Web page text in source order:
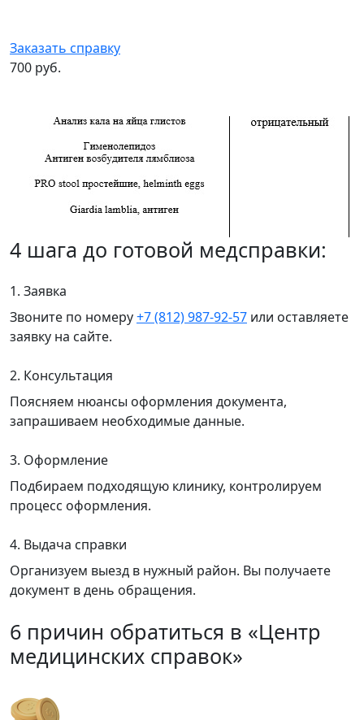
Заказать справку
700 руб.
4 шага до готовой медсправки:
1. Заявка
Звоните по номеру+7 (812) 987-92-57 или оставляете
заявку на сайте.
2. Консультация
Поясняем нюансы оформления документа,
запрашиваем необходимые данные.
3. Оформление
Подбираем подходящую клинику, контролируем
процесс оформления.
4. Выдача справки
Организуем выезд в нужный район. Вы получаете
документ в день обращения.
6 причин обратиться в «Центр
медицинских справок»